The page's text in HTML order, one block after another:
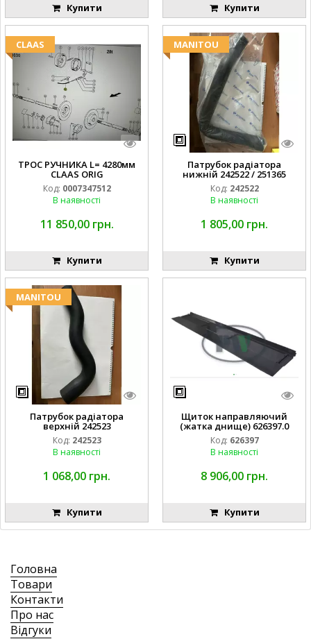
Купити Купити
CLAAS
ТРОС РУЧНИКА L= 4280мм
CLAAS ORIG
Код: 0007347512
В наявності
11 850,00 грн.
Купити
MANITOU
Патрубок радіатора
нижній 242522 / 251365
Код: 242522
В наявності
1 805,00 грн.
Купити
MANITOU
Патрубок радіатора
верхній 242523
Код: 242523
В наявності
1 068,00 грн.
Купити
Щиток направляючий
(жатка днище) 626397.0
Код: 626397
В наявності
8 906,00 грн.
Купити
Головна
Товари
Контакти
Про нас
Відгуки